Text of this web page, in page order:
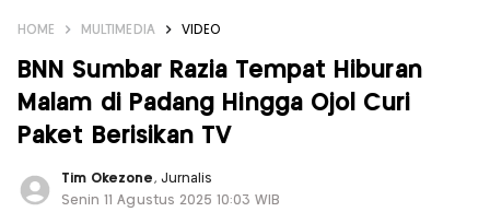
HOME MULTIMEDIA VIDEO
BNN Sumbar Razia Tempat Hiburan
Malam di Padang Hingga Ojol Curi
Paket Berisikan TV
Tim Okezone , Jurnalis
Senin 11 Agustus 2025 10:03 WIB